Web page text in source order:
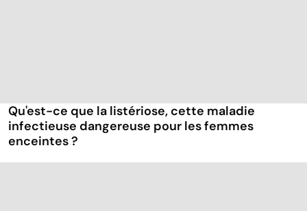
Qu'est-ce que la listériose, cette maladie
infectieuse dangereuse pour les femmes
enceintes ?